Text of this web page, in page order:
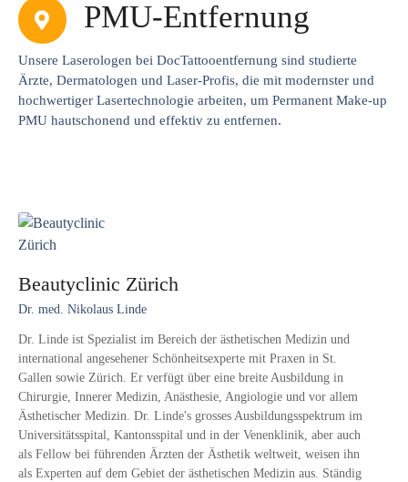
PMU-Entfernung
Unsere Laserologen bei DocTattooentfernung sind studierte
Ärzte, Dermatologen und Laser-Profis, die mit modernster und
hochwertiger Lasertechnologie arbeiten, um Permanent Make-up
PMU hautschonend und effektiv zu entfernen.
Beautyclinic Zürich
Dr. med. Nikolaus Linde
Dr. Linde ist Spezialist im Bereich der ästhetischen Medizin und
international angesehener Schönheitsexperte mit Praxen in St.
Gallen sowie Zürich. Er verfügt über eine breite Ausbildung in
Chirurgie, Innerer Medizin, Anästhesie, Angiologie und vor allem
Ästhetischer Medizin. Dr. Linde's grosses Ausbildungsspektrum im
Universitätsspital, Kantonsspital und in der Venenklinik, aber auch
als Fellow bei führenden Ärzten der Ästhetik weltweit, weisen ihn
als Experten auf dem Gebiet der ästhetischen Medizin aus. Ständig